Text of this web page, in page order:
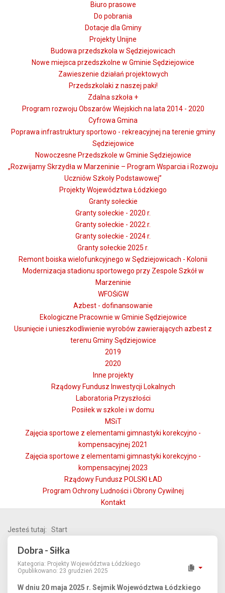
Biuro prasowe
Do pobrania
Dotacje dla Gminy
Projekty Unijne
Budowa przedszkola w Sędziejowicach
Nowe miejsca przedszkolne w Gminie Sędziejowice
Zawieszenie działań projektowych
Przedszkolaki z naszej paki!
Zdalna szkoła +
Program rozwoju Obszarów Wiejskich na lata 2014 - 2020
Cyfrowa Gmina
Poprawa infrastruktury sportowo - rekreacyjnej na terenie gminy
Sędziejowice
Nowoczesne Przedszkole w Gminie Sędziejowice
„Rozwijamy Skrzydła w Marzeninie – Program Wsparcia i Rozwoju
Uczniów Szkoły Podstawowej”
Projekty Województwa Łódzkiego
Granty sołeckie
Granty sołeckie - 2020 r.
Granty sołeckie - 2022 r.
Granty sołeckie - 2024 r.
Granty sołeckie 2025 r.
Remont boiska wielofunkcyjnego w Sędziejowicach - Kolonii
Modernizacja stadionu sportowego przy Zespole Szkół w
Marzeninie
WFOŚiGW
Azbest - dofinansowanie
Ekologiczne Pracownie w Gminie Sędziejowice
Usunięcie i unieszkodliwienie wyrobów zawierających azbest z
terenu Gminy Sędziejowice
2019
2020
Inne projekty
Rządowy Fundusz Inwestycji Lokalnych
Laboratoria Przyszłości
Posiłek w szkole i w domu
MSiT
Zajęcia sportowe z elementami gimnastyki korekcyjno -
kompensacyjnej 2021
Zajęcia sportowe z elementami gimnastyki korekcyjno -
kompensacyjnej 2023
Rządowy Fundusz POLSKI ŁAD
Program Ochrony Ludności i Obrony Cywilnej
Kontakt
Jesteś tutaj: Start
Dobra - Siłka
Kategoria: Projekty Województwa Łódzkiego
Opublikowano: 23 grudzień 2025
W dniu 20 maja 2025 r. Sejmik Województwa Łódzkiego